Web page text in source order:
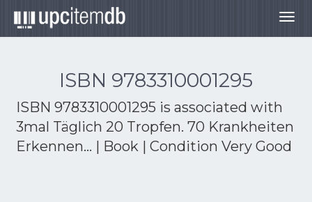
ISBN 9783310001295
ISBN 9783310001295 is associated with
3mal Täglich 20 Tropfen. 70 Krankheiten
Erkennen... | Book | Condition Very Good